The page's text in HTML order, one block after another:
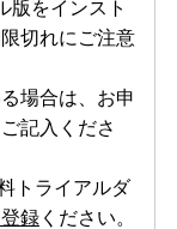
版をインスト
切れにご注意
場合は、お申
記入くださ
トライアルダ
録ください。